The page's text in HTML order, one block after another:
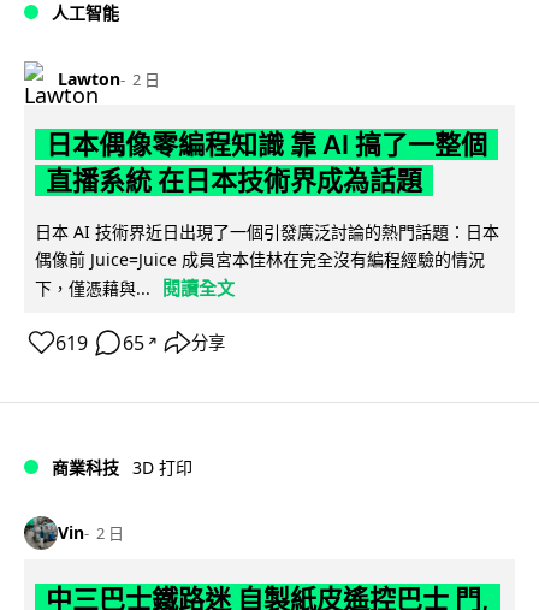
人工智能
Lawton 2 日
日本偶像零編程知識 靠 AI 搞了一整個
直播系統 在日本技術界成為話題
日本 AI 技術界近日出現了一個引發廣泛討論的熱門話題：日本
偶像前 Juice=Juice 成員宮本佳林在完全沒有編程經驗的情況
下，僅憑藉與...
閱讀全文
619 65 ↗ 分享
商業科技 3D 打印
Vin 2 日
中三巴士鐵路迷 自製紙皮遙控巴士 門,